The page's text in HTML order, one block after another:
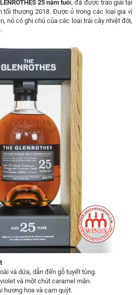
25 năm tuổi, đã được trao giải tại
tối thượng 2018. Được ủ trong các loại gia vị
nó có ghi chú của các loại trái cây nhiệt đới,
và dứa, dẫn đến gỗ tuyết tùng.
và một chút caramel mặn.
hương hoa và cam quýt.